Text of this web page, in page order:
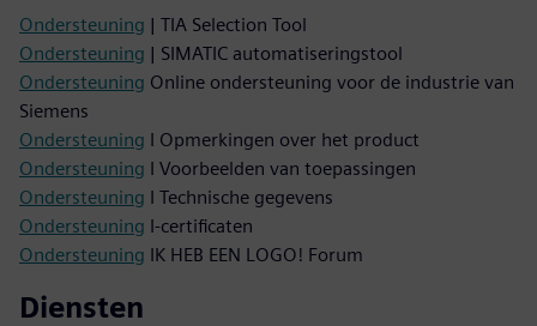
Ondersteuning | TIA Selection Tool
Ondersteuning | SIMATIC automatiseringstool
Ondersteuning Online ondersteuning voor de industrie van
Siemens
Ondersteuning I Opmerkingen over het product
Ondersteuning I Voorbeelden van toepassingen
Ondersteuning I Technische gegevens
Ondersteuning I-certificaten
Ondersteuning IK HEB EEN LOGO! Forum
Diensten